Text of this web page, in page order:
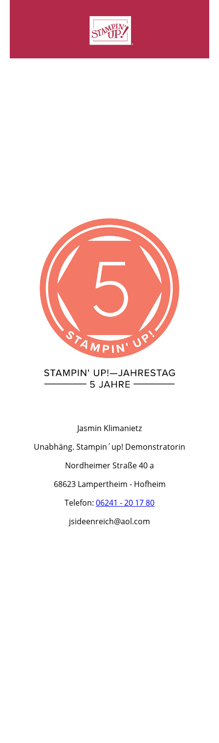
Jasmin Klimanietz
Unabhäng. Stampin´up! Demonstratorin
Nordheimer Straße 40 a
68623 Lampertheim - Hofheim
Telefon: 06241 - 20 17 80
jsideenreich@aol.com